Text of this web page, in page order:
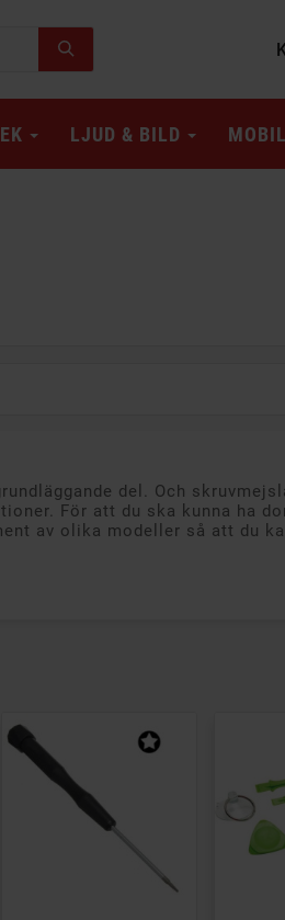
LJUD & BILD MOBIL
del. Och
För att du ska kunna ha
av olika modeller så att du